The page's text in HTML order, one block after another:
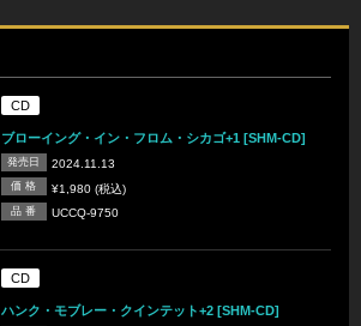
CD
ブローイング・イン・フロム・シカゴ+1 [SHM-CD]
発売日 2024.11.13
価 格 ¥1,980 (税込)
品 番 UCCQ-9750
CD
ハンク・モブレー・クインテット+2 [SHM-CD]